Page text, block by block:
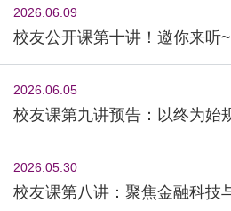
2026.06.09
校友公开课第十讲！邀你来听~
2026.06.05
校友课第九讲预告：以终为始
2026.05.30
校友课第八讲：聚焦金融科技